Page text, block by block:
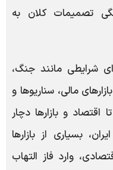
تصمیمات کلان به
شرایطی مانند جنگ،
مالی، سناریوها و
و بازارها دچار
بسیاری از بازارها
وارد فاز التهاب